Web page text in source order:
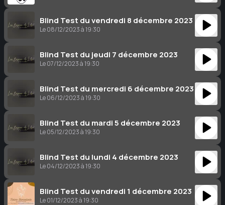
Blind Test du vendredi 8 décembre 2023
Le 08/12/2023 à 19:30
Blind Test du jeudi 7 décembre 2023
Le 07/12/2023 à 19:30
Blind Test du mercredi 6 décembre 2023
Le 06/12/2023 à 19:30
Blind Test du mardi 5 décembre 2023
Le 05/12/2023 à 19:30
Blind Test du lundi 4 décembre 2023
Le 04/12/2023 à 19:30
Blind Test du vendredi 1 décembre 2023
Le 01/12/2023 à 19:30